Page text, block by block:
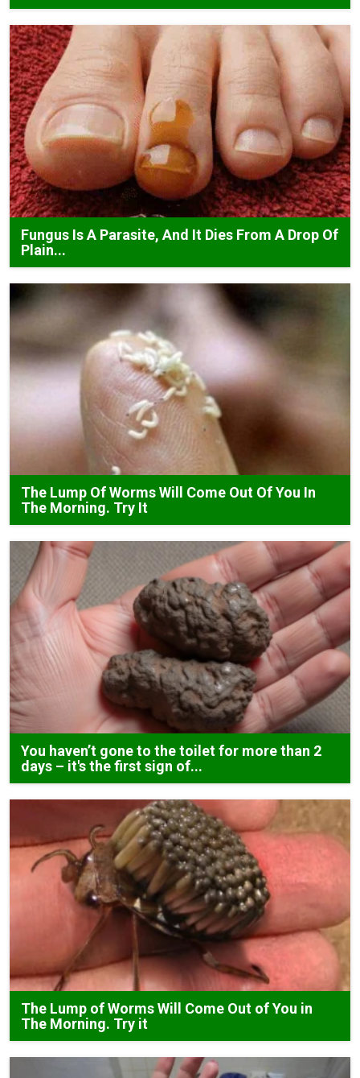
Fungus Is A Parasite, And It Dies From A Drop Of
Plain...
The Lump Of Worms Will Come Out Of You In
The Morning. Try It
You haven’t gone to the toilet for more than 2
days – it's the first sign of...
The Lump of Worms Will Come Out of You in
The Morning. Try it